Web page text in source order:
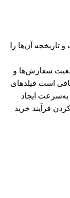
آن‌ها را
سفارش‌ها و
است فیلدهای
به‌سرعت ایجاد
فرآیند خرید